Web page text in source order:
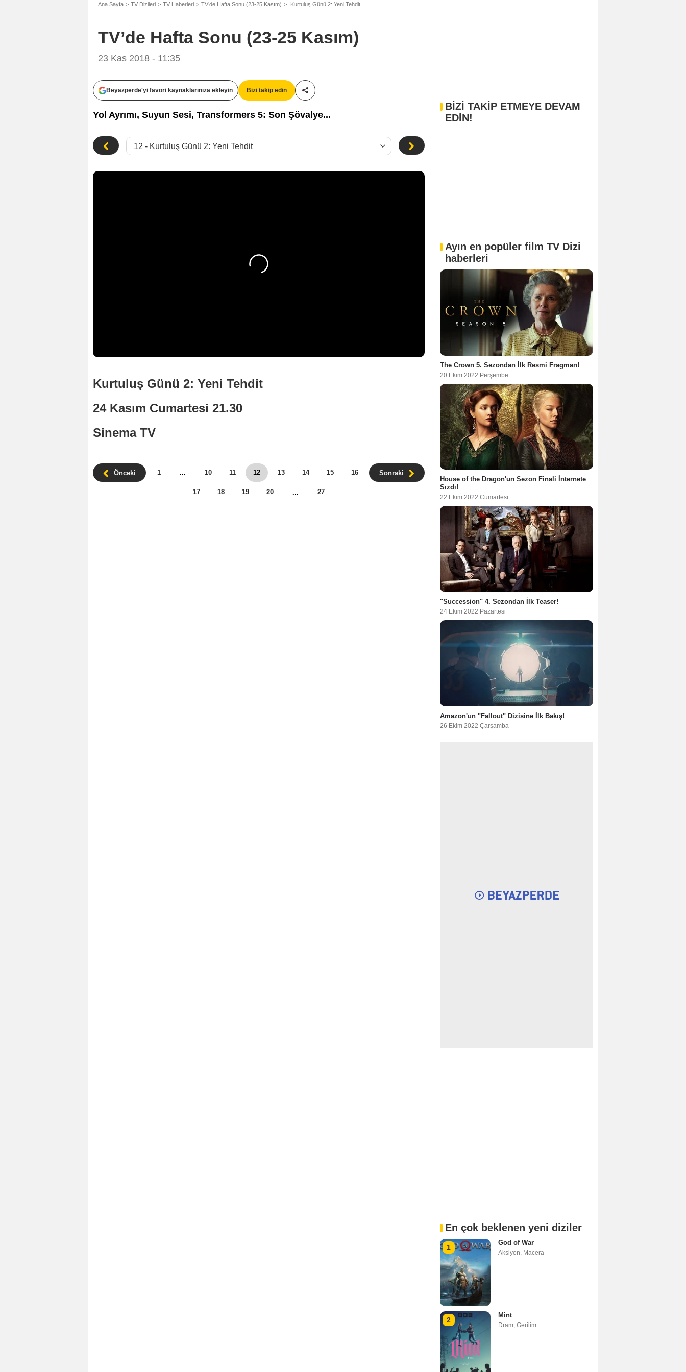
Ana Sayfa TV Dizileri TV Haberleri TV’de Hafta Sonu (23-25 Kasım) Kurtuluş Günü 2: Yeni Tehdit
TV’de Hafta Sonu (23-25 Kasım)
23 Kas 2018 - 11:35
Beyazperde'yi favori kaynaklarınıza ekleyin Bizi takip edin
Paylaş!
Yol Ayrımı, Suyun Sesi, Transformers 5: Son Şövalye...
Kurtuluş Günü 2: Yeni Tehdit
24 Kasım Cumartesi 21.30
Sinema TV
Önceki Sonraki
1 ... 10 11 12 13 14 15 16
17 18 19 20 ... 27
BİZİ TAKİP ETMEYE DEVAM
EDİN!
Ayın en popüler film TV Dizi
haberleri
The Crown 5. Sezondan İlk Resmi Fragman!
20 Ekim 2022 Perşembe
House of the Dragon'un Sezon Finali İnternete
Sızdı!
22 Ekim 2022 Cumartesi
"Succession" 4. Sezondan İlk Teaser!
24 Ekim 2022 Pazartesi
Amazon'un "Fallout" Dizisine İlk Bakış!
26 Ekim 2022 Çarşamba
En çok beklenen yeni diziler
1
God of War
Aksiyon, Macera
2
Mint
Dram, Gerilim